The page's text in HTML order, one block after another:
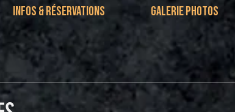
INFOS & RÉSERVATIONS GALERIE PHOTOS